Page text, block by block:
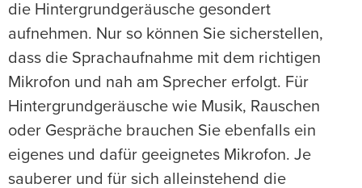
die Hintergrundgeräusche gesondert
aufnehmen. Nur so können Sie sicherstellen,
dass die Sprachaufnahme mit dem richtigen
Mikrofon und nah am Sprecher erfolgt. Für
Hintergrundgeräusche wie Musik, Rauschen
oder Gespräche brauchen Sie ebenfalls ein
eigenes und dafür geeignetes Mikrofon. Je
sauberer und für sich alleinstehend die